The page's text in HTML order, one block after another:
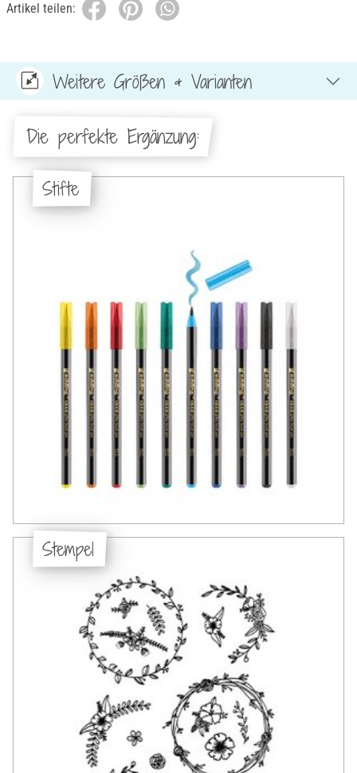
Artikel teilen:
Weitere Größen & Varianten
Die perfekte Ergänzung:
Stifte
Stempel